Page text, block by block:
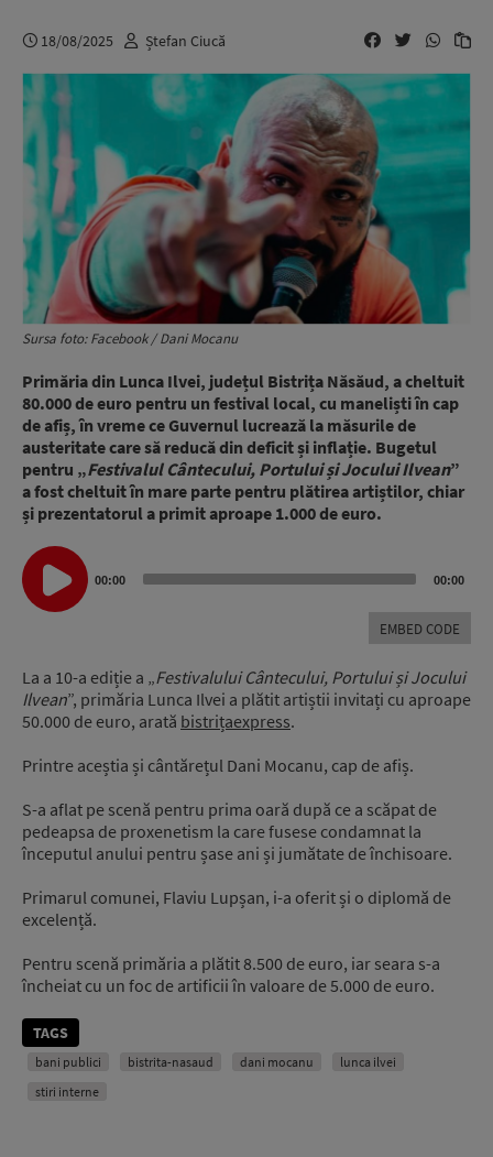
18/08/2025 Ștefan Ciucă
Sursa foto: Facebook / Dani Mocanu
Primăria din Lunca Ilvei, județul Bistrița Năsăud, a cheltuit
80.000 de euro pentru un festival local, cu maneliști în cap
de afiș, în vreme ce Guvernul lucrează la măsurile de
austeritate care să reducă din deficit și inflație. Bugetul
pentru „Festivalul Cântecului, Portului și Jocului Ilvean”
a fost cheltuit în mare parte pentru plătirea artiștilor, chiar
și prezentatorul a primit aproape 1.000 de euro.
Audio
Player
00:00 00:00
EMBED CODE
La a 10-a ediție a „Festivalului Cântecului, Portului și Jocului
Ilvean”, primăria Lunca Ilvei a plătit artiștii invitați cu aproape
50.000 de euro, arată bistrițaexpress.
Printre aceștia și cântărețul Dani Mocanu, cap de afiș.
S-a aflat pe scenă pentru prima oară după ce a scăpat de
pedeapsa de proxenetism la care fusese condamnat la
începutul anului pentru șase ani și jumătate de închisoare.
Primarul comunei, Flaviu Lupșan, i-a oferit și o diplomă de
excelență.
Pentru scenă primăria a plătit 8.500 de euro, iar seara s-a
încheiat cu un foc de artificii în valoare de 5.000 de euro.
TAGS
bani publici bistrita-nasaud dani mocanu
lunca ilvei
stiri interne